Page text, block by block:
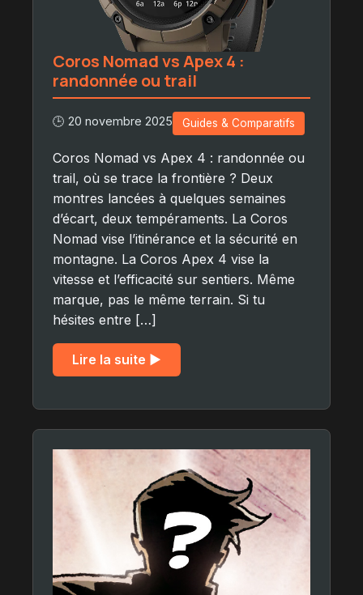
Coros Nomad vs Apex 4 :
randonnée ou trail
🕒 20 novembre 2025 Guides & Comparatifs
Coros Nomad vs Apex 4 : randonnée ou
trail, où se trace la frontière ? Deux
montres lancées à quelques semaines
d’écart, deux tempéraments. La Coros
Nomad vise l’itinérance et la sécurité en
montagne. La Coros Apex 4 vise la
vitesse et l’efficacité sur sentiers. Même
marque, pas le même terrain. Si tu
hésites entre […]
Lire la suite ▶︎